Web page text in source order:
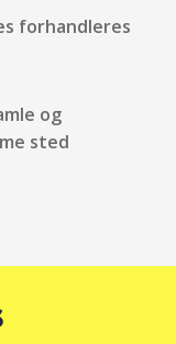
forhandleres
og
sted